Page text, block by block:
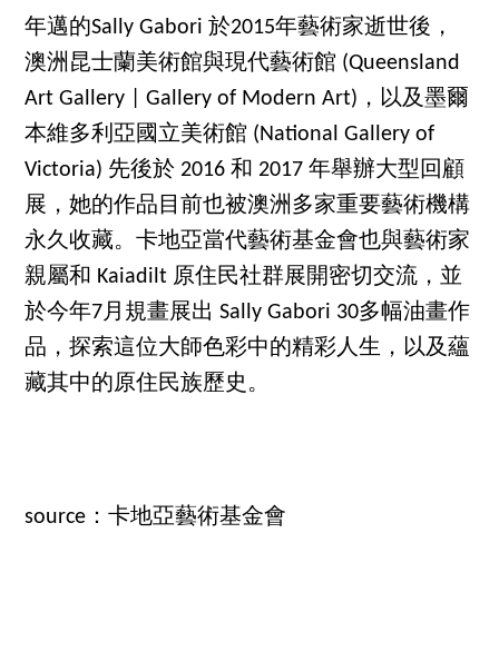
年邁的Sally Gabori 於2015年藝術家逝世後，
澳洲昆士蘭美術館與現代藝術館 (Queensland
Art Gallery | Gallery of Modern Art)，以及墨爾
本維多利亞國立美術館 (National Gallery of
Victoria) 先後於 2016 和 2017 年舉辦大型回顧
展，她的作品目前也被澳洲多家重要藝術機構
永久收藏。卡地亞當代藝術基金會也與藝術家
親屬和 Kaiadilt 原住民社群展開密切交流，並
於今年7月規畫展出 Sally Gabori 30多幅油畫作
品，探索這位大師色彩中的精彩人生，以及蘊
藏其中的原住民族歷史。
source：卡地亞藝術基金會